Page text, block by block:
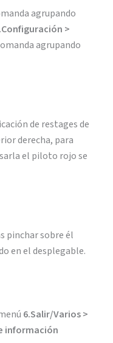
agrupando
>
agrupando
de restages de
derecha, para
el piloto rojo se
pinchar sobre él
en el desplegable.
6.Salir/Varios >
información